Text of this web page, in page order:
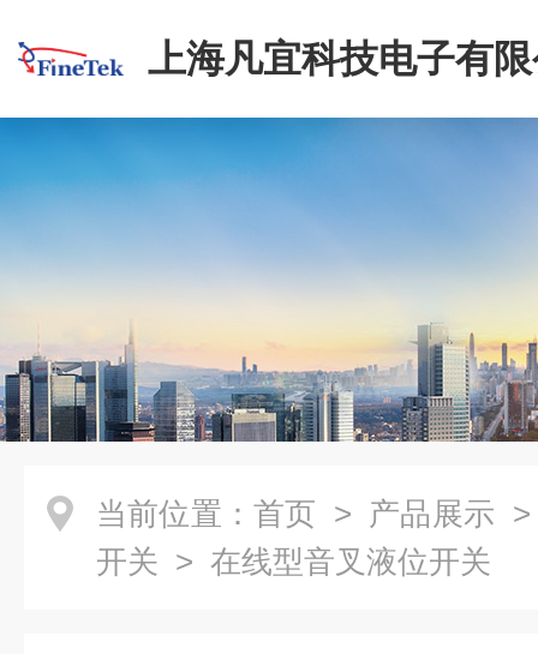
上海凡宜科技电子有
当前位置： 首页 > 产品展示
开关 > 在线型音叉液位开关